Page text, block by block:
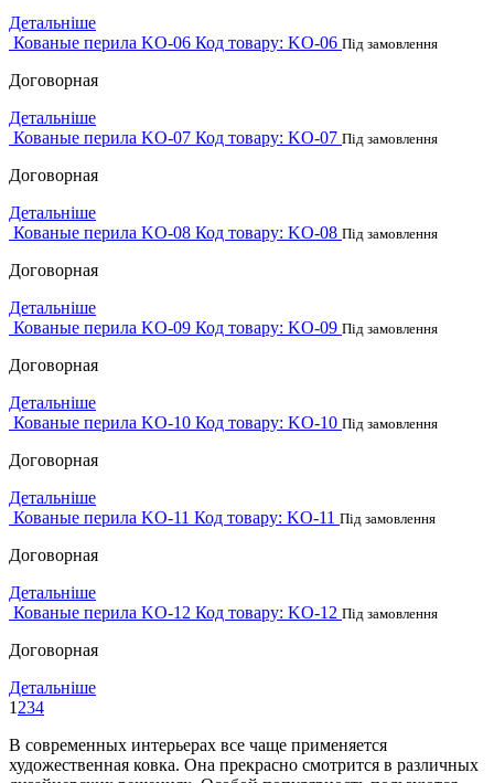
Детальніше
Кованые перила KO-06 Код товару: KO-06 Під замовлення
Договорная
Детальніше
Кованые перила KO-07 Код товару: KO-07 Під замовлення
Договорная
Детальніше
Кованые перила KO-08 Код товару: KO-08 Під замовлення
Договорная
Детальніше
Кованые перила KO-09 Код товару: KO-09 Під замовлення
Договорная
Детальніше
Кованые перила KO-10 Код товару: KO-10 Під замовлення
Договорная
Детальніше
Кованые перила KO-11 Код товару: KO-11 Під замовлення
Договорная
Детальніше
Кованые перила KO-12 Код товару: KO-12 Під замовлення
Договорная
Детальніше
1 234
В современных интерьерах все чаще применяется
художественная ковка. Она прекрасно смотрится в различных